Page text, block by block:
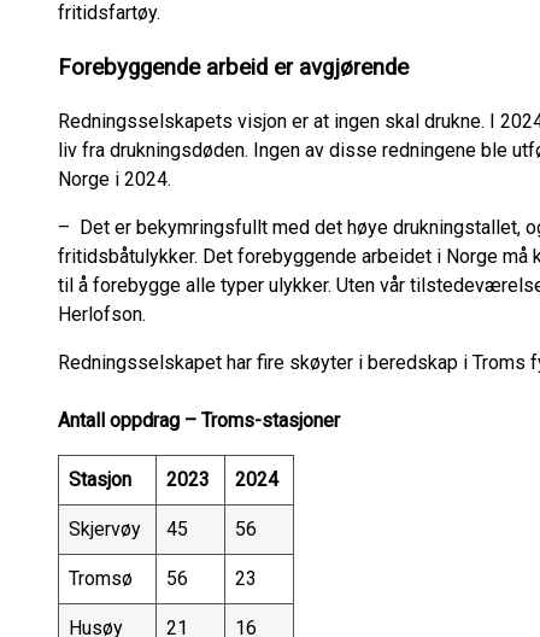
fritidsfartøy.
Forebyggende arbeid er avgjørende
Redningsselskapets visjon er at ingen skal drukne. I
liv fra drukningsdøden. Ingen av disse redningene ble
Norge i 2024.
– Det er bekymringsfullt med det høye drukningstallet,
fritidsbåtulykker. Det forebyggende arbeidet i Norge
til å forebygge alle typer ulykker. Uten vår
Herlofson.
Redningsselskapet har fire skøyter i beredskap i Troms
Antall oppdrag – Troms-stasjoner
Stasjon 2023 2024
Skjervøy 45 56
Tromsø 56 23
Husøy 21 16